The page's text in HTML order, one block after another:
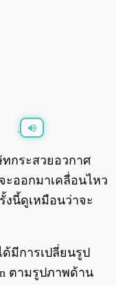
ทกระสวยอวกาศ
ะออกมาเคลื่อนไหว
งนี้ดูเหมือนว่าจะ
มีการเปลี่ยนรูป
ตามรูปภาพด้าน